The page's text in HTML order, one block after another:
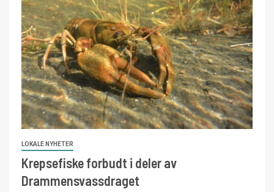
LOKALE NYHETER
Krepsefiske forbudt i deler av
Drammensvassdraget